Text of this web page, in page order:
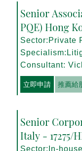
Senior
PQE) Hong
Sector:Private
Consultant:
立即申請 推薦給
Senior
Italy - 17275/
Sector:In-